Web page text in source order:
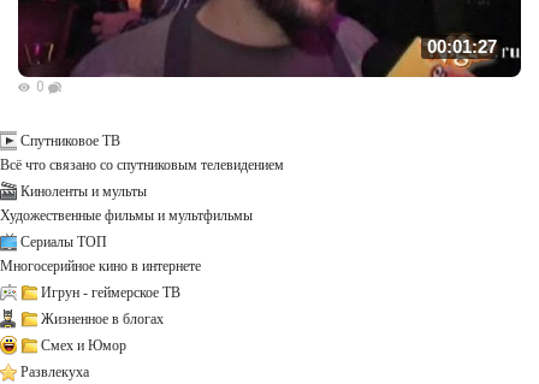
00:01:27
0
Спутниковое ТВ
Всё что связано со спутниковым телевидением
Киноленты и мульты
Художественные фильмы и мультфильмы
Сериалы ТОП
Многосерийное кино в интернете
Игрун - геймерское ТВ
Жизненное в блогах
Смех и Юмор
Развлекуха